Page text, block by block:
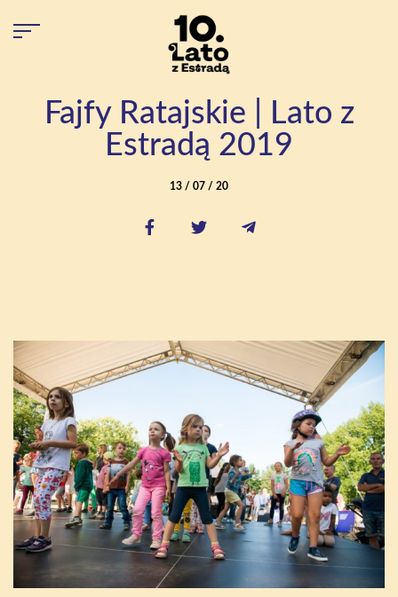
Fajfy Ratajskie | Lato z
Estradą 2019
13 / 07 / 20